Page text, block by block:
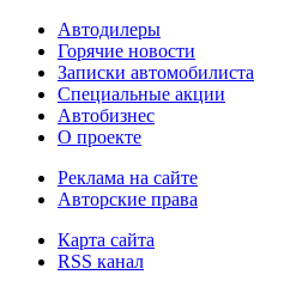
Автодилеры
Горячие новости
Записки автомобилиста
Специальные акции
Автобизнес
О проекте
Реклама на сайте
Авторские права
Карта сайта
RSS канал